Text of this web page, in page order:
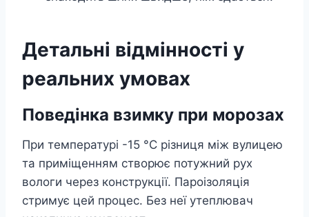
Детальні відмінності у
реальних умовах
Поведінка взимку при морозах
При температурі -15 °C різниця між вулицею
та приміщенням створює потужний рух
вологи через конструкції. Пароізоляція
стримує цей процес. Без неї утеплювач